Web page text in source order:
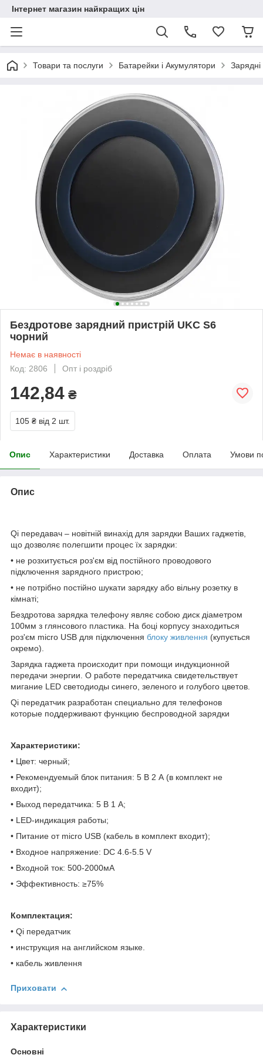
Інтернет магазин найкращих цін
Товари та послуги Батарейки і Акумулятори Зарядні
Бездротове зарядний пристрій UKC S6
чорний
Немає в наявності
Код: 2806
Опт і роздріб
142,84 ₴
105 ₴ від 2 шт.
Опис Характеристики Доставка Оплата Умови
Опис
Qi передавач – новітній винахід для зарядки Ваших гаджетів,
що дозволяє полегшити процес їх зарядки:
• не розхитується роз'єм від постійного проводового
підключення зарядного пристрою;
• не потрібно постійно шукати зарядку або вільну розетку в
кімнаті;
Бездротова зарядка телефону являє собою диск діаметром
100мм з глянсового пластика. На боці корпусу знаходиться
роз'єм micro USB для підключення блоку живлення (купується
окремо).
Зарядка гаджета происходит при помощи индукционной
передачи энергии. О работе передатчика свидетельствует
мигание LED светодиоды синего, зеленого и голубого цветов.
Qi передатчик разработан специально для телефонов
которые поддерживают функцию беспроводной зарядки
Характеристики:
• Цвет: черный;
• Рекомендуемый блок питания: 5 В 2 А (в комплект не
входит);
• Выход передатчика: 5 В 1 А;
• LED-индикация работы;
• Питание от micro USB (кабель в комплект входит);
• Входное напряжение: DC 4.6-5.5 V
• Входной ток: 500-2000мА
• Эффективность: ≥75%
Комплектация:
• Qi передатчик
• инструкция на английском языке.
• кабель живлення
Приховати
Характеристики
Основні